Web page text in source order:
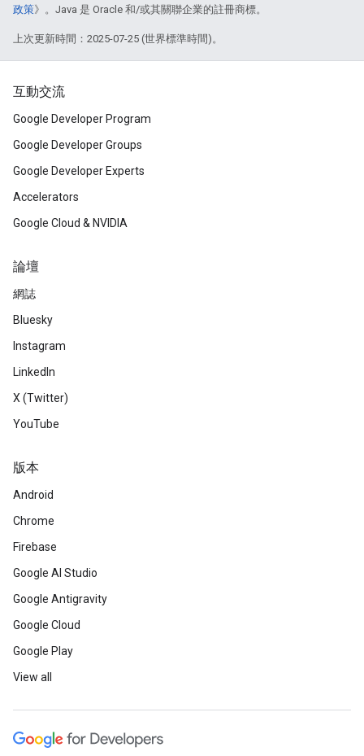
政策》。Java 是 Oracle 和/或其關聯企業的註冊商標。
上次更新時間：2025-07-25 (世界標準時間)。
互動交流
Google Developer Program
Google Developer Groups
Google Developer Experts
Accelerators
Google Cloud & NVIDIA
論壇
網誌
Bluesky
Instagram
LinkedIn
X (Twitter)
YouTube
版本
Android
Chrome
Firebase
Google AI Studio
Google Antigravity
Google Cloud
Google Play
View all